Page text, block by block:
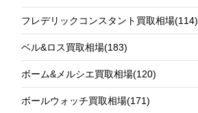
フレデリックコンスタント買取相場(114)
ベル&ロス買取相場(183)
ボーム&メルシエ買取相場(120)
ボールウォッチ買取相場(171)